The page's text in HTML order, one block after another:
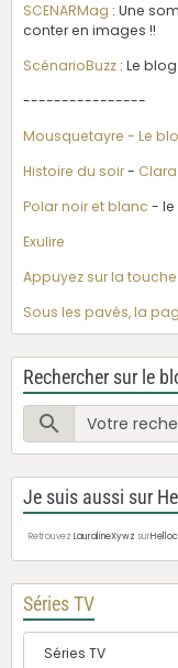
SCENARMag : Une
conter en images !!
ScénarioBuzz : Le
----------------
Mousquetayre - Le
Histoire du soir-
Polar noir et blanc - le
Exulire
Appuyez sur la
Sous les pavés, la
Rechercher sur le
Je suis aussi sur
Retrouvez LauralineXywz sur
Séries TV
Séries TV